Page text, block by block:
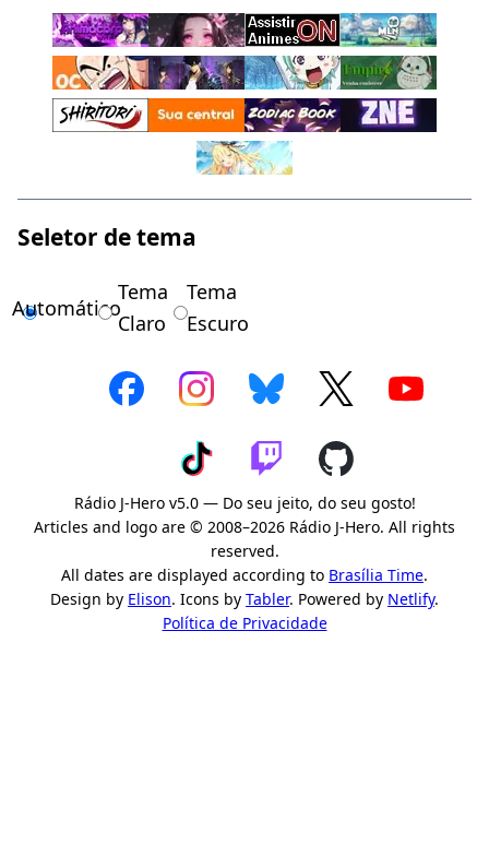
Seletor de tema
Automático
Tema
Claro
Tema
Escuro
Rádio J-Hero v5.0 — Do seu jeito, do seu gosto!
Articles and logo are © 2008–2026 Rádio J-Hero. All rights
reserved.
All dates are displayed according to Brasília Time.
Design by Elison. Icons by Tabler. Powered by Netlify.
Política de Privacidade